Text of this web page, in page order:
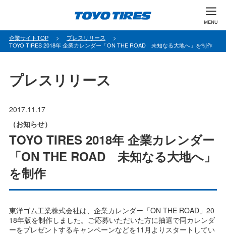
パ
ン
企業サイトTOP
プレスリリース
TOYO TIRES 2018年 企業カレンダー「ON THE ROAD 未知なる大地へ」を制作
プレスリリース
2017.11.17
（お知らせ）
TOYO TIRES 2018年 企業カレンダー
「ON THE ROAD 未知なる大地へ」
を制作
東洋ゴム工業株式会社は、企業カレンダー「ON THE ROAD」20
18年版を制作しました。ご応募いただいた方に抽選で同カレンダ
ーをプレゼントするキャンペーンなどを11月よりスタートしてい